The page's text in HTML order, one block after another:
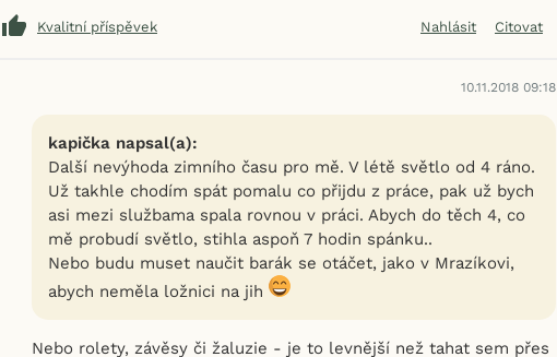
Kvalitní příspěvek Nahlásit Citovat
10.11.2018 09:18
kapička napsal(a):
Další nevýhoda zimního času pro mě. V létě světlo od 4 ráno.
Už takhle chodím spát pomalu co přijdu z práce, pak už bych
asi mezi službama spala rovnou v práci. Abych do těch 4, co
mě probudí světlo, stihla aspoň 7 hodin spánku..
Nebo budu muset naučit barák se otáčet, jako v Mrazíkovi,
abych neměla ložnici na jih
Nebo rolety, závěsy či žaluzie - je to levnější než tahat sem přes